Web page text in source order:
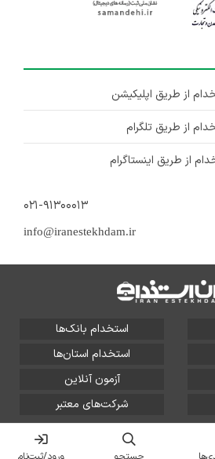
از طریق اپلیکیشن
از طریق تلگرام
از طریق اینستاگرام
۰۲۱-۹۱۳۰۰۰۱۳
info@iranestekhdam.ir
استخدام بانک‌ها
استخدام استان‌ها
آزمون آنلاین
شرکت‌های معتبر
سایت برای آلتین سیستم محفوظ است و هر
از آن پیگرد قانونی دارد.